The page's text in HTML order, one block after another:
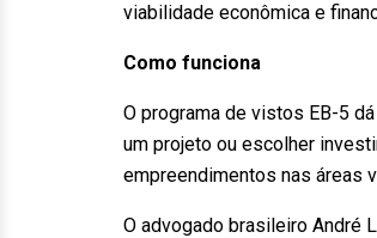
viabilidade econômica e
Como funciona
O programa de vistos EB-5
um projeto ou escolher
empreendimentos nas áreas
O advogado brasileiro André